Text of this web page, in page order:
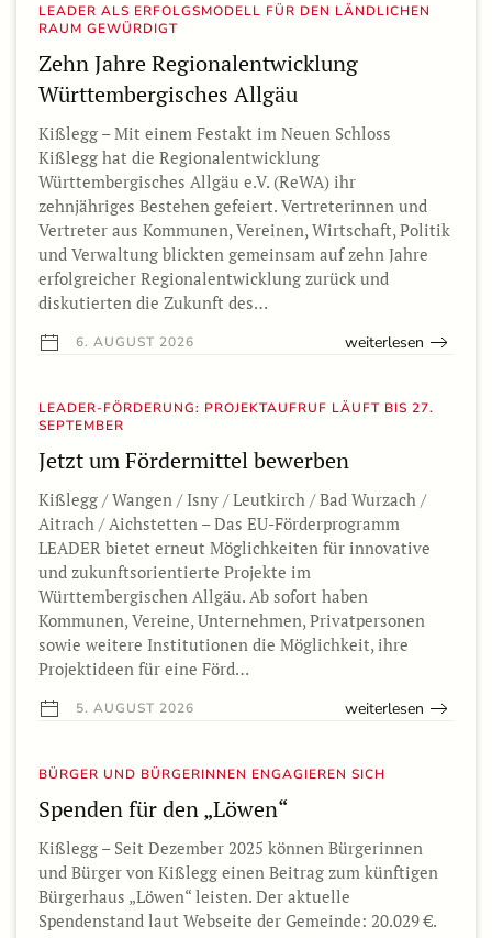
LEADER ALS ERFOLGSMODELL FÜR DEN LÄNDLICHEN
RAUM GEWÜRDIGT
Zehn Jahre Regionalentwicklung
Württembergisches Allgäu
Kißlegg – Mit einem Festakt im Neuen Schloss
Kißlegg hat die Regionalentwicklung
Württembergisches Allgäu e.V. (ReWA) ihr
zehnjähriges Bestehen gefeiert. Vertreterinnen und
Vertreter aus Kommunen, Vereinen, Wirtschaft, Politik
und Verwaltung blickten gemeinsam auf zehn Jahre
erfolgreicher Regionalentwicklung zurück und
diskutierten die Zukunft des…
6. AUGUST 2026 weiterlesen
LEADER-FÖRDERUNG: PROJEKTAUFRUF LÄUFT BIS 27.
SEPTEMBER
Jetzt um Fördermittel bewerben
Kißlegg / Wangen / Isny / Leutkirch / Bad Wurzach /
Aitrach / Aichstetten – Das EU-Förderprogramm
LEADER bietet erneut Möglichkeiten für innovative
und zukunftsorientierte Projekte im
Württembergischen Allgäu. Ab sofort haben
Kommunen, Vereine, Unternehmen, Privatpersonen
sowie weitere Institutionen die Möglichkeit, ihre
Projektideen für eine Förd…
5. AUGUST 2026 weiterlesen
BÜRGER UND BÜRGERINNEN ENGAGIEREN SICH
Spenden für den „Löwen“
Kißlegg – Seit Dezember 2025 können Bürgerinnen
und Bürger von Kißlegg einen Beitrag zum künftigen
Bürgerhaus „Löwen“ leisten. Der aktuelle
Spendenstand laut Webseite der Gemeinde: 20.029 €.